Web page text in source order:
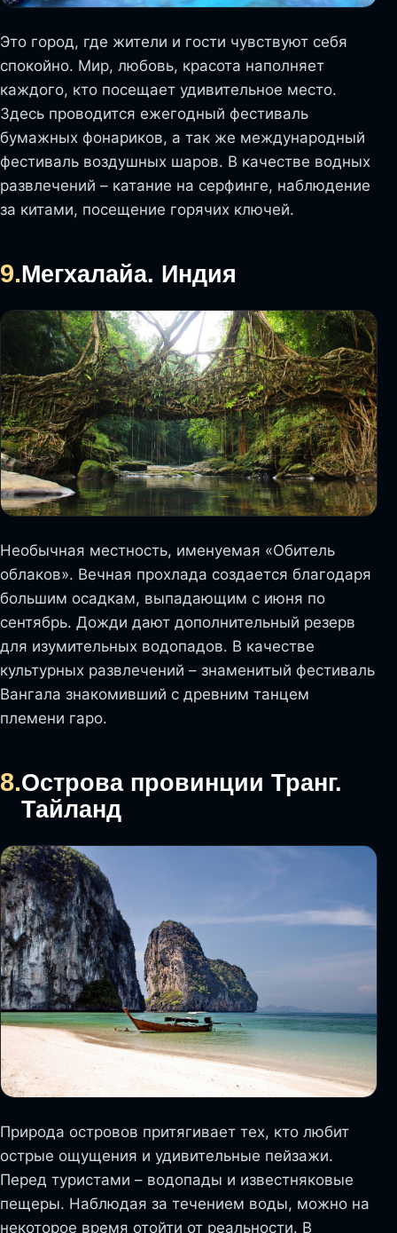
Это город, где жители и гости чувствуют себя
спокойно. Мир, любовь, красота наполняет
каждого, кто посещает удивительное место.
Здесь проводится ежегодный фестиваль
бумажных фонариков, а так же международный
фестиваль воздушных шаров. В качестве водных
развлечений – катание на серфинге, наблюдение
за китами, посещение горячих ключей.
9.Мегхалайа. Индия
Необычная местность, именуемая «Обитель
облаков». Вечная прохлада создается благодаря
большим осадкам, выпадающим с июня по
сентябрь. Дожди дают дополнительный резерв
для изумительных водопадов. В качестве
культурных развлечений – знаменитый фестиваль
Вангала знакомивший с древним танцем
племени гаро.
8.Острова провинции Транг.
Тайланд
Природа островов притягивает тех, кто любит
острые ощущения и удивительные пейзажи.
Перед туристами – водопады и известняковые
пещеры. Наблюдая за течением воды, можно на
некоторое время отойти от реальности. В